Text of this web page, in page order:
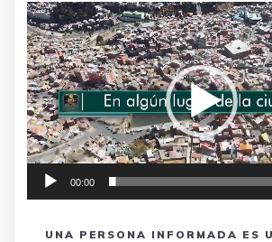
de
vídeo
00:00
UNA PERSONA INFORMADA ES